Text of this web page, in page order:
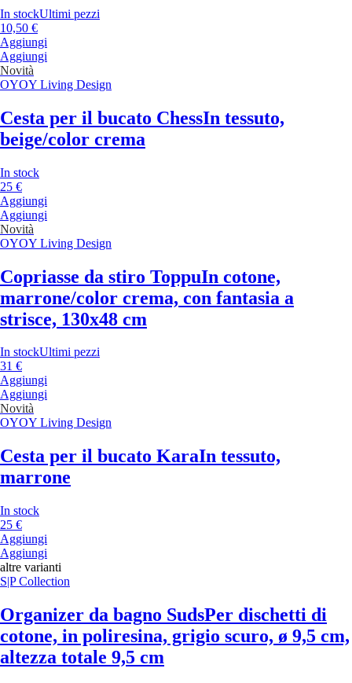
In stockUltimi pezzi
10,50 €
Aggiungi
Aggiungi
Novità
OYOY Living Design
Cesta per il bucato ChessIn tessuto,
beige/color crema
In stock
25 €
Aggiungi
Aggiungi
Novità
OYOY Living Design
Copriasse da stiro ToppuIn cotone,
marrone/color crema, con fantasia a
strisce, 130x48 cm
In stockUltimi pezzi
31 €
Aggiungi
Aggiungi
Novità
OYOY Living Design
Cesta per il bucato KaraIn tessuto,
marrone
In stock
25 €
Aggiungi
Aggiungi
altre varianti
S|P Collection
Organizer da bagno SudsPer dischetti di
cotone, in poliresina, grigio scuro, ø 9,5 cm,
altezza totale 9,5 cm